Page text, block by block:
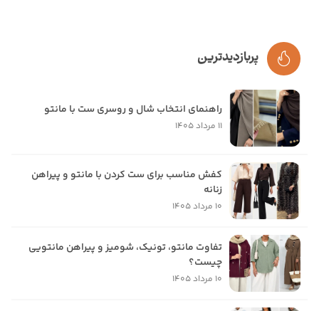
پربازدیدترین
راهنمای انتخاب شال و روسری ست با مانتو
11 مرداد 1405
کفش مناسب برای ست کردن با مانتو و پیراهن
زنانه
10 مرداد 1405
تفاوت مانتو، تونیک، شومیز و پیراهن مانتویی
چیست؟
10 مرداد 1405